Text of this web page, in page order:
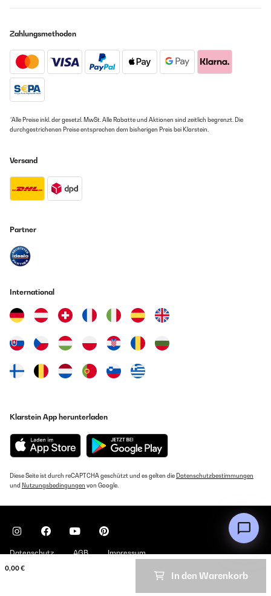
0,00 €
In den Warenkorb
Zahlungsmethoden
*Alle Preise inkl. der gesetzl. MwSt. Alle Rabatte und Aktionen sind zeitlich begrenzt. Die
durchgestrichenen Preise entsprechen dem bisherigen Preis bei Klarstein.
Versand
Partner
International
Klarstein App herunterladen
Diese Seite ist durch reCAPTCHA geschützt und es gelten die Datenschutzbestimmungen
und Nutzungsbedingungen von Google.
Datenschutz AGB Impressum
Copyright © 2026 Klarstein. All rights reserved